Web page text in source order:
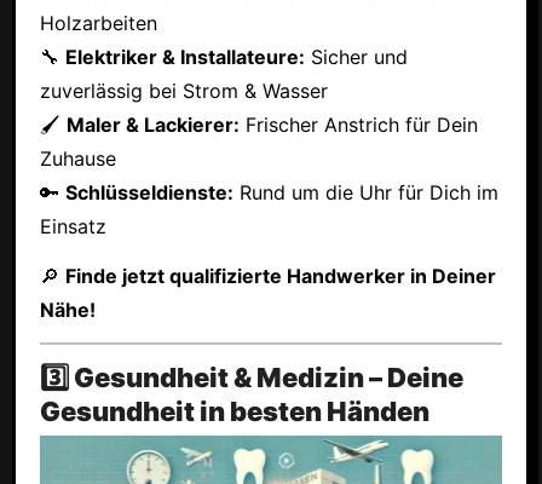
Holzarbeiten
🔧 Elektriker & Installateure: Sicher und
zuverlässig bei Strom & Wasser
🖌 Maler & Lackierer: Frischer Anstrich für Dein
Zuhause
🔑 Schlüsseldienste: Rund um die Uhr für Dich im
Einsatz
🔎 Finde jetzt qualifizierte Handwerker in Deiner
Nähe!
3️⃣ Gesundheit & Medizin – Deine
Gesundheit in besten Händen